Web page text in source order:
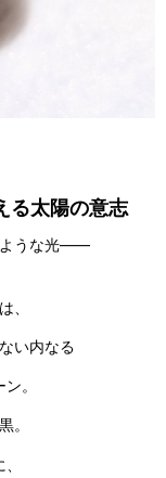
る太陽の意志
ような光――
、
い内なる
。
。